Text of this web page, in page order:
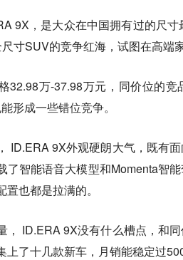
9X，是大众在中国拥有过的尺
寸SUV的竞争红海，试图在高端
32.98万-37.98万元，同价位的
形成一些错位竞争。
ID.ERA 9X外观硬朗大气，既有
了智能语音大模型和Momenta智
也都是拉满的。
， ID.ERA 9X没有什么槽点，和
上了十几款新车，月销能稳定过